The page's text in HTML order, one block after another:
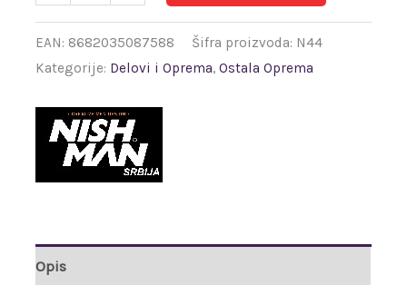
EAN: 8682035087588 Šifra proizvoda: N44
Kategorije: Delovi i Oprema,Ostala Oprema
Opis